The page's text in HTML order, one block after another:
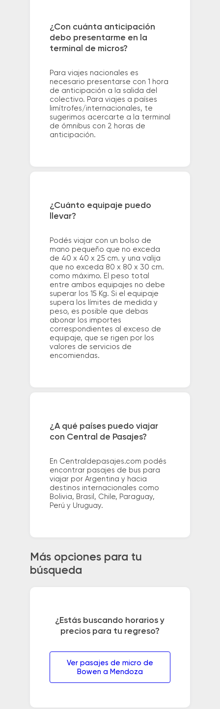
¿Con cuánta anticipación
debo presentarme en la
terminal de micros?
Para viajes nacionales es
necesario presentarse con 1 hora
de anticipación a la salida del
colectivo. Para viajes a países
limítrofes/internacionales, te
sugerimos acercarte a la terminal
de ómnibus con 2 horas de
anticipación.
¿Cuánto equipaje puedo
llevar?
Podés viajar con un bolso de
mano pequeño que no exceda
de 40 x 40 x 25 cm. y una valija
que no exceda 80 x 80 x 30 cm.
como máximo. El peso total
entre ambos equipajes no debe
superar los 15 Kg. Si el equipaje
supera los límites de medida y
peso, es posible que debas
abonar los importes
correspondientes al exceso de
equipaje, que se rigen por los
valores de servicios de
encomiendas.
¿A qué países puedo viajar
con Central de Pasajes?
En Centraldepasajes.com podés
encontrar pasajes de bus para
viajar por Argentina y hacia
destinos internacionales como
Bolivia, Brasil, Chile, Paraguay,
Perú y Uruguay.
Más opciones para tu
búsqueda
¿Estás buscando horarios y
precios para tu regreso?
Ver pasajes de micro de
Bowen a Mendoza